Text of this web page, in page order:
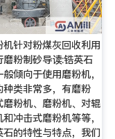
机针对粉煤灰回收利用
磨粉制砂导读:锆英石
倾向于使用磨粉机，
种类非常多，有磨粉
磨粉机、磨粉机、对辊
冲击式磨粉机等等，
石的特性与特点，我们